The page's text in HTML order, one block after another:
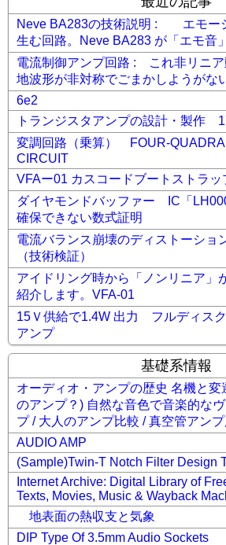
Neve BA283の技術説明 : エモー
生む回路。Neve BA283 が「エモ音
電流制御アンプ回路 : これ非リニア
地波形が非対称でごまかしようがな
6e2
トランジスタアンプの設計・製作
変調回路（乗算） FOUR-
CIRCUIT
VFAー01 カスコードブートストラ
ダイヤモンドバッファー IC「
確保できない数式証明
電流バランス崩壊のディストーショ
（技術検証）
アイドリング時から「ノンリニア」
紹介します。VFA-01
15Ｖ供給で1.4W 出力 フルディス
アンプ
基礎系情報
オーディオ・アンプの歴史 名機と変
のアンプ？) 自然な音色で音楽的な
プ / 大人のアンプ比較 / 真空管アン
AUDIO AMP
(Sample)Twin-T Notch Filter Design
Internet Archive: Digital Library of
Texts, Movies, Music & Wayback
地表面の熱収支と気象
DIP Type Of 3.5mm Audio Sockets